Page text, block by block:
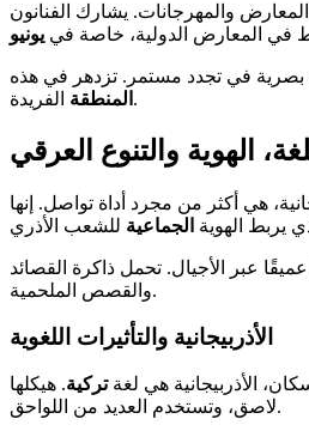
المعارض والمهرجانات. يشارك الفنانون
في المعارض الدولية، خاصة في يونيو
بصرية في تجدد مستمر. تزدهر في هذه
المنطقة الفريدة.
الهوية والتنوع العرقي
هي أكثر من مجرد أداة تواصل. إنها
يربط الهوية الجماعية
عميقًا عبر الأجيال. تحمل ذاكرة القصائد
والقصص الملحمية.
الأذربيجانية والتأثيرات اللغوية
تركية. هيكلها
لاصق، وتستخدم العديد من اللواحق.